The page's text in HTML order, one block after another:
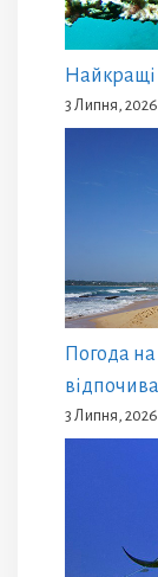
Найкращі
3 Липня, 2026
Погода
3 Липня, 2026